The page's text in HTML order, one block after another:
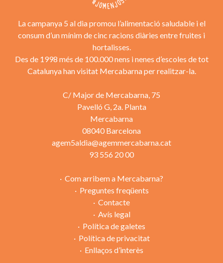
La campanya 5 al dia promou l’alimentació saludable i el
consum d’un mínim de cinc racions diàries entre fruites i
hortalisses.
Des de 1998 més de 100.000 nens i nenes d’escoles de tot
Catalunya han visitat Mercabarna per realitzar-la.
C/ Major de Mercabarna, 75
Pavelló G, 2a. Planta
Mercabarna
08040 Barcelona
agem5aldia@agemmercabarna.cat
93 556 20 00
Com arribem a Mercabarna?
Preguntes freqüents
Contacte
Avís legal
Política de galetes
Política de privacitat
Enllaços d’interès